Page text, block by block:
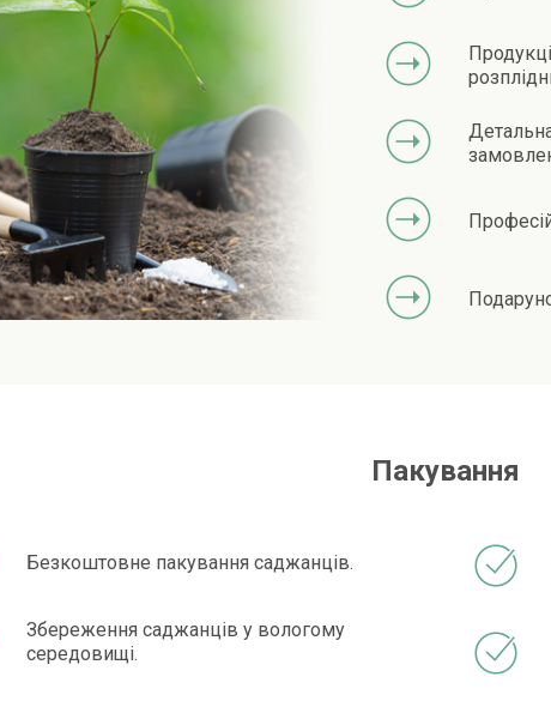
Пакування
Безкоштовне пакування саджанців.
Збереження саджанців у вологому
середовищі.